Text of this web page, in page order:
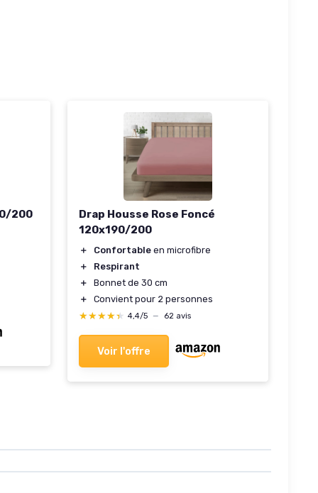
200
Drap Housse Rose Foncé
120x190/200
＋ Confortable en microfibre
＋
Respirant
＋
Bonnet de 30 cm
＋
Convient pour 2 personnes
★★★★★
★★★★★ 4,4/5 — 62 avis
Voir l'offre